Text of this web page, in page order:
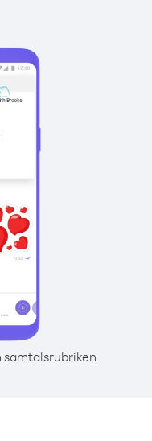
samtalsrubriken